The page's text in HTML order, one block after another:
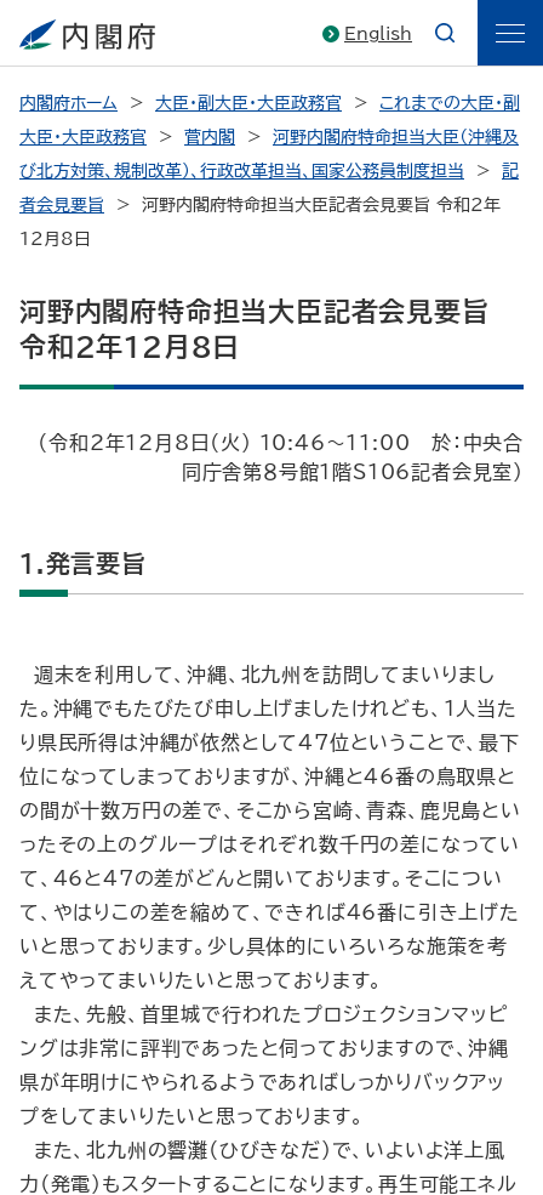
English
内閣府ホーム 大臣・副大臣・大臣政務官
これまでの大臣・副
大臣・大臣政務官
菅内閣
河野内閣府特命担当大臣（沖縄及
び北方対策、規制改革）、行政改革担当、国家公務員制度担当
記
者会見要旨
河野内閣府特命担当大臣記者会見要旨 令和2年
12月8日
河野内閣府特命担当大臣記者会見要旨
令和2年12月8日
（令和2年12月8日（火） 10:46～11:00 於：中央合
同庁舎第８号館1階S106記者会見室）
1.発言要旨
週末を利用して、沖縄、北九州を訪問してまいりまし
た。沖縄でもたびたび申し上げましたけれども、１人当た
り県民所得は沖縄が依然として47位ということで、最下
位になってしまっておりますが、沖縄と46番の鳥取県と
の間が十数万円の差で、そこから宮崎、青森、鹿児島とい
ったその上のグループはそれぞれ数千円の差になってい
て、46と47の差がどんと開いております。そこについ
て、やはりこの差を縮めて、できれば46番に引き上げた
いと思っております。少し具体的にいろいろな施策を考
えてやってまいりたいと思っております。
また、先般、首里城で行われたプロジェクションマッピ
ングは非常に評判であったと伺っておりますので、沖縄
県が年明けにやられるようであればしっかりバックアッ
プをしてまいりたいと思っております。
また、北九州の響灘（ひびきなだ）で、いよいよ洋上風
力（発電）もスタートすることになります。再生可能エネル